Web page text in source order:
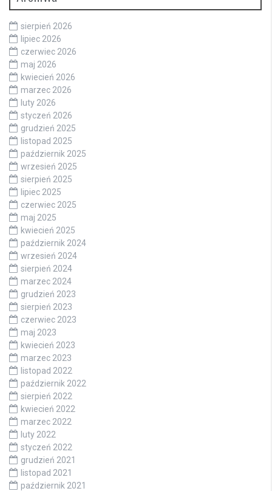
sierpień 2026
lipiec 2026
czerwiec 2026
maj 2026
kwiecień 2026
marzec 2026
luty 2026
styczeń 2026
grudzień 2025
listopad 2025
październik 2025
wrzesień 2025
sierpień 2025
lipiec 2025
czerwiec 2025
maj 2025
kwiecień 2025
październik 2024
wrzesień 2024
sierpień 2024
marzec 2024
grudzień 2023
sierpień 2023
czerwiec 2023
maj 2023
kwiecień 2023
marzec 2023
listopad 2022
październik 2022
sierpień 2022
kwiecień 2022
marzec 2022
luty 2022
styczeń 2022
grudzień 2021
listopad 2021
październik 2021